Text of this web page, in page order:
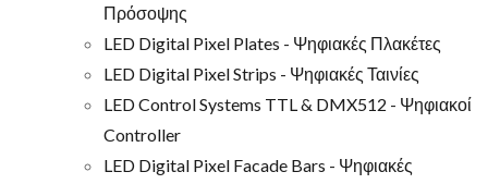
Πρόσοψης
LED Digital Pixel Plates - Ψηφιακές Πλακέτες
LED Digital Pixel Strips - Ψηφιακές Ταινίες
LED Control Systems TTL & DMX512 - Ψηφιακοί
Controller
LED Digital Pixel Facade Bars - Ψηφιακές